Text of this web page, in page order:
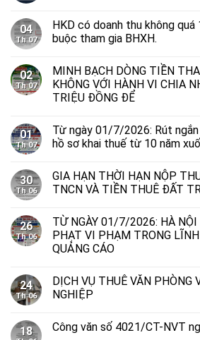
04
Th 07
HKD có doanh thu không
buộc tham gia BHXH.
02
Th 07
MINH BẠCH DÒNG TIỀN
KHÔNG VỚI HÀNH VI CHIA
TRIỆU ĐỒNG ĐỂ
01
Th 07
Từ ngày 01/7/2026: Rút
hồ sơ khai thuế từ 10 năm
30
Th 06
GIA HẠN THỜI HẠN NỘP
TNCN VÀ TIỀN THUÊ ĐẤT
26
Th 06
TỪ NGÀY 01/7/2026: HÀ NỘI
PHẠT VI PHẠM TRONG
QUẢNG CÁO
24
Th 06
DỊCH VỤ THUÊ VĂN PHÒNG
NGHIỆP
18 Công văn số 4021/CT-NVT